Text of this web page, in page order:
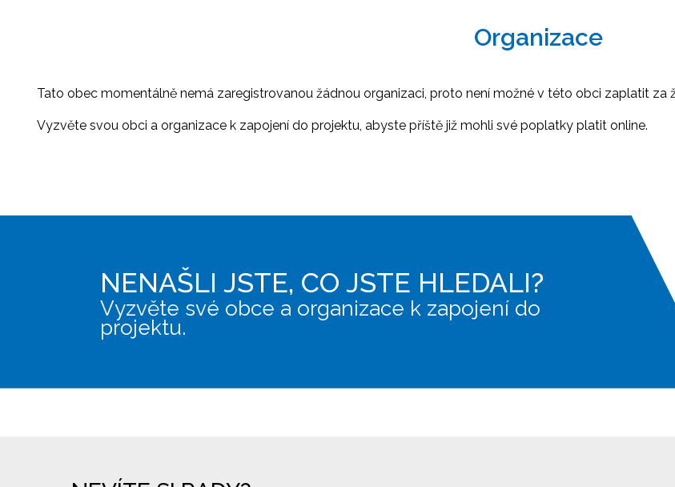
Organizace
Tato obec momentálně nemá zaregistrovanou žádnou organizaci, proto není možné v této obci zaplatit za
Vyzvěte svou obci a organizace k zapojení do projektu, abyste příště již mohli své poplatky platit online.
NENAŠLI JSTE, CO JSTE HLEDALI?
Vyzvěte své obce a organizace k zapojení do
projektu.